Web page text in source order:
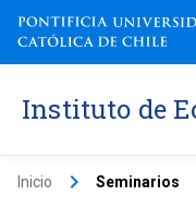
Instituto de
Inicio keyboard_arrow_right Seminarios